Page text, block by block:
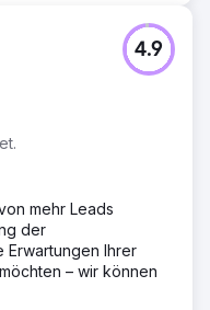
4.9
mehr Leads
der
Erwartungen Ihrer
– wir können